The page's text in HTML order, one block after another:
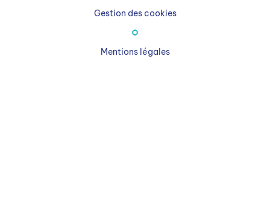
Gestion des cookies
Mentions légales